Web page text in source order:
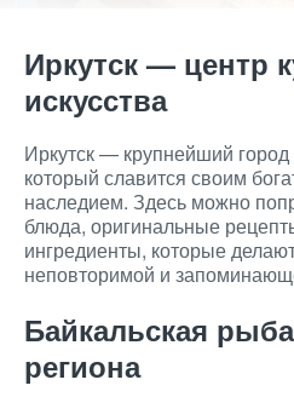
Иркутск — центр
искусства
Иркутск — крупнейший
который славится своим
наследием. Здесь можно
блюда, оригинальные
ингредиенты, которые
неповторимой и
Байкальская
региона